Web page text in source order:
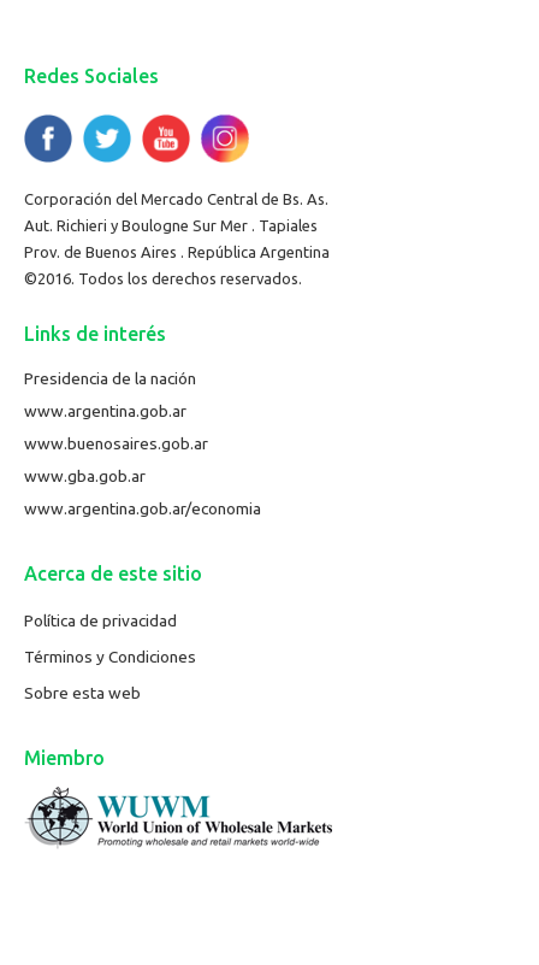
Redes Sociales
Corporación del Mercado Central de Bs. As.
Aut. Richieri y Boulogne Sur Mer . Tapiales
Prov. de Buenos Aires . República Argentina
©2016. Todos los derechos reservados.
Links de interés
Presidencia de la nación
www.argentina.gob.ar
www.buenosaires.gob.ar
www.gba.gob.ar
www.argentina.gob.ar/economia
Acerca de este sitio
Política de privacidad
Términos y Condiciones
Sobre esta web
Miembro